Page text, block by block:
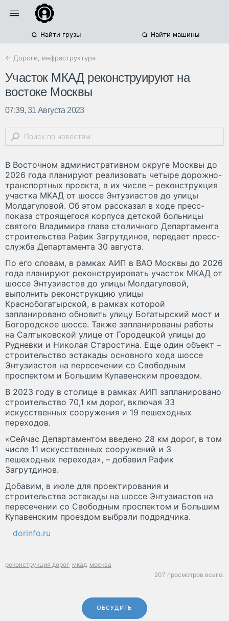
Найти грузы Найти машины
← Дороги, инфраструктура
Участок МКАД реконструируют на
востоке Москвы
07:39, 31 Августа 2023
В Восточном административном округе Москвы до
2026 года планируют реализовать четыре дорожно-
транспортных проекта, в их числе – реконструкция
участка МКАД от шоссе Энтузиастов до улицы
Молдагуловой. Об этом рассказал в ходе пресс-
показа строящегося корпуса детской больницы
святого Владимира глава столичного Департамента
строительства Рафик Загрутдинов, передает пресс-
служба Департамента 30 августа.
По его словам, в рамках АИП в ВАО Москвы до 2026
года планируют реконструировать участок МКАД от
шоссе Энтузиастов до улицы Молдагуловой,
выполнить реконструкцию улицы
Краснобогатырской, в рамках которой
запланировано обновить улицу Богатырский мост и
Богородское шоссе. Также запланированы работы
на Салтыковской улице от Городецкой улицы до
Рудневки и Николая Старостина. Еще один объект –
строительство эстакады основного хода шоссе
Энтузиастов на пересечении со Свободным
проспектом и Большим Купавенским проездом.
В 2023 году в столице в рамках АИП запланировано
строительство 70,1 км дорог, включая 33
искусственных сооружения и 19 пешеходных
переходов.
«Сейчас Департаментом введено 28 км дорог, в том
числе 11 искусственных сооружений и 3
пешеходных перехода», – добавил Рафик
Загрутдинов.
Добавим, в июле для проектирования и
строительства эстакады на шоссе Энтузиастов на
пересечении со Свободным проспектом и Большим
Купавенским проездом выбрали подрядчика.
dorinfo.ru
реконструкция дорог мкад москва
207 просмотров всего.
ОБСУДИТЬ